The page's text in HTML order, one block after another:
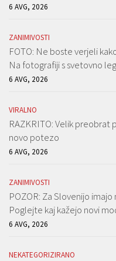
6 AVG, 2026
ZANIMIVOSTI
FOTO: Ne boste verjeli
Na fotografiji s svetovno
6 AVG, 2026
VIRALNO
RAZKRITO: Velik preobrat
novo potezo
6 AVG, 2026
ZANIMIVOSTI
POZOR: Za Slovenijo
Poglejte kaj kažejo novi
6 AVG, 2026
NEKATEGORIZIRANO